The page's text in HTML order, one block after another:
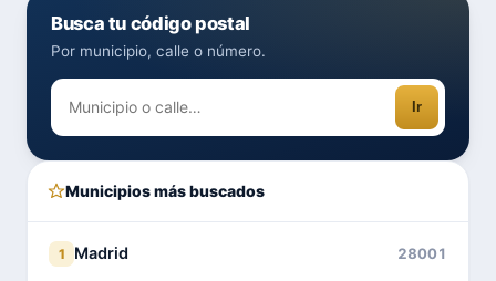
Busca tu código postal
Por municipio, calle o número.
Ir
Municipios más buscados
1 Madrid 28001